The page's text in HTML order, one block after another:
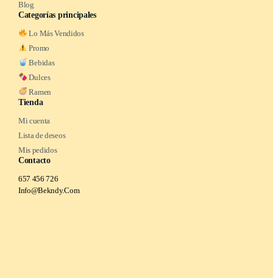
Blog
Categorías principales
Lo Más Vendidos
Promo
Bebidas
Dulces
Ramen
Tienda
Mi cuenta
Lista de deseos
Mis pedidos
Contacto
657 456 726
Info@Bekndy.Com